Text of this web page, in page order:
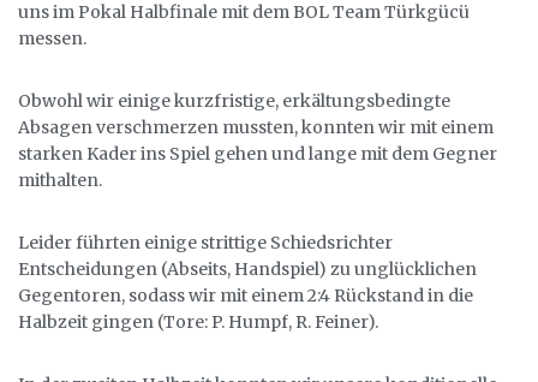
uns im Pokal Halbfinale mit dem BOL Team Türkgücü
messen.
Obwohl wir einige kurzfristige, erkältungsbedingte
Absagen verschmerzen mussten, konnten wir mit einem
starken Kader ins Spiel gehen und lange mit dem Gegner
mithalten.
Leider führten einige strittige Schiedsrichter
Entscheidungen (Abseits, Handspiel) zu unglücklichen
Gegentoren, sodass wir mit einem 2:4 Rückstand in die
Halbzeit gingen (Tore: P. Humpf, R. Feiner).